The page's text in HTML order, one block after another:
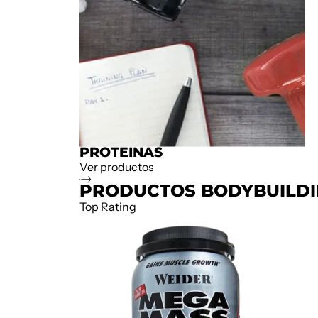
PROTEINAS
Ver productos
PRODUCTOS
Top Rating